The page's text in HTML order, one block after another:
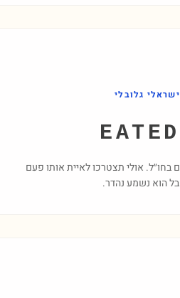
ישראלי גלובלי
בחו״ל. אולי תצטרכו לאיית אותו פעם
הוא נשמע נהדר.